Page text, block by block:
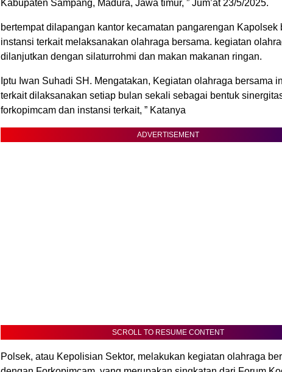
Kabupaten Sampang, Madura, Jawa timur, ” Jum’at 23/5/2025.
bertempat dilapangan kantor kecamatan pangarengan Kapolsek
instansi terkait melaksanakan olahraga bersama. kegiatan
dilanjutkan dengan silaturrohmi dan makan makanan ringan.
Iptu Iwan Suhadi SH. Mengatakan, Kegiatan olahraga bersama
terkait dilaksanakan setiap bulan sekali sebagai bentuk
forkopimcam dan instansi terkait, ” Katanya
ADVERTISEMENT
SCROLL TO RESUME CONTENT
Polsek, atau Kepolisian Sektor, melakukan kegiatan olahraga